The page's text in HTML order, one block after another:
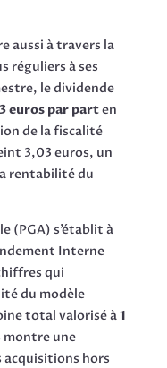
aussi à travers la
réguliers à ses
le dividende
euros par parten
de la fiscalité
3,03 euros, un
rentabilité du
(PGA) s’établit à
Interne
qui
du modèle
total valorisé à1
une
acquisitions hors